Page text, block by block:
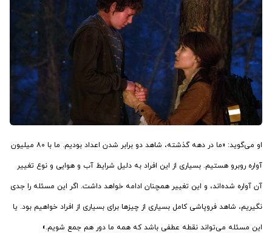
او می‌گوید: «ما در دهه گذشته، شاهد دو برابر شدن اعداد بودیم. ما با ۸۰ میلیون
آواره روبرو هستیم. بسیاری از این افراد به دلیل شرایط آب و هوایی و نوع تغییر
آن آواره شده‌اند، و این تغییر همچنان ادامه خواهد داشت. اگر این مسئله را جدی
نگیریم، شاهد فروپاشی کامل بسیاری از چیزها برای بسیاری از افراد خواهیم بود. یا
این مسئله می‌تواند نقطه عطفی باشد که همه ما دور هم جمع شویم.»